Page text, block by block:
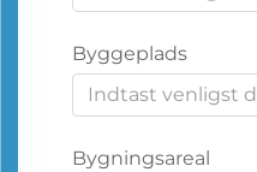
Byggeplads
Indtast venligst
Bygningsareal